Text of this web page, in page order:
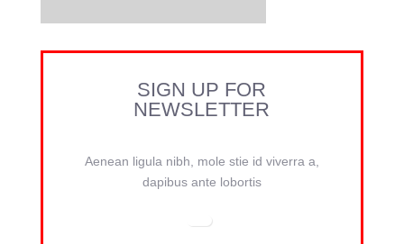
SIGN UP FOR
NEWSLETTER
Aenean ligula nibh, mole stie id viverra a,
dapibus ante lobortis